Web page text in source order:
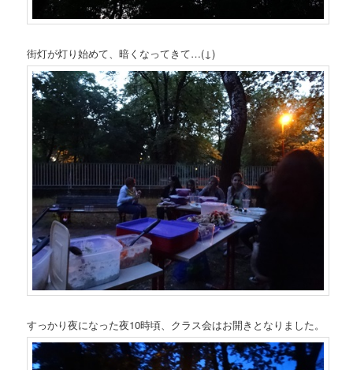
街灯が灯り始めて、暗くなってきて…(↓)
すっかり夜になった夜10時頃、クラス会はお開きとなりました。